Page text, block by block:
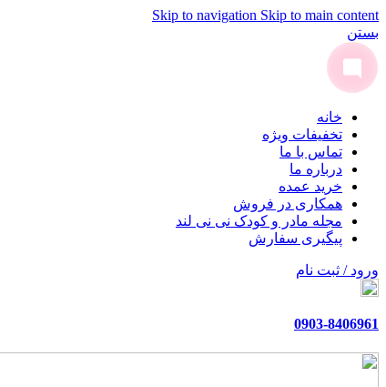
Skip to navigation Skip to main content
بستن
خانه
تخفیفات ویژه
تماس با ما
درباره ما
خرید عمده
همکاری در فروش
مجله مادر و کودک نی نی لند
پیگیری سفارش
ورود / ثبت نام
0903-8406961